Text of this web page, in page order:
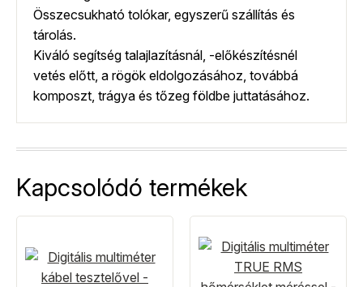
Összecsukható tolókar, egyszerű szállítás és
tárolás.
Kiváló segítség talajlazításnál, -előkészítésnél
vetés előtt, a rögök eldolgozásához, továbbá
komposzt, trágya és tőzeg földbe juttatásához.
Kapcsolódó termékek